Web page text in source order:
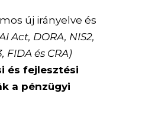
új irányelve és
Act, DORA, NIS2,
FIDA és CRA)
és fejlesztési
a pénzügyi